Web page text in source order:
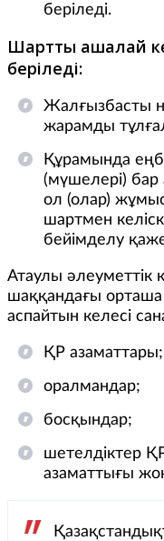
беріледі.
Шартты ақшалай
беріледі:
Жалғызбасты
жарамды
Құрамында
(мүшелері) бар
ол (олар)
шартмен
бейімделу
Атаулы әлеуметтік
шаққандағы орташа
аспайтын келесі
ҚР азаматтары;
оралмандар;
босқындар;
шетелдіктер
азаматтығы